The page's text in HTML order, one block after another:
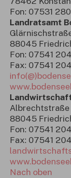
Fon: 07531
Landratsamt
88045
Fon: 07541
Fax: 07541
Albrechtstraße
88045
Fon: 07541
Fax: 07541
Nach oben